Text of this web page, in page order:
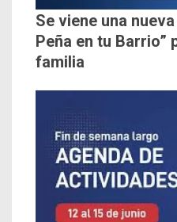
Se viene una
Peña en tu Barrio”
familia